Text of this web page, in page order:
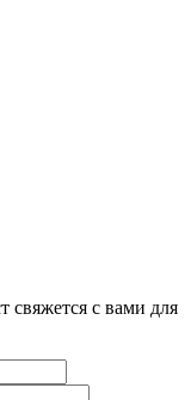
свяжется с вами для